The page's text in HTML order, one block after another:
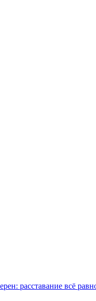
расставание всё